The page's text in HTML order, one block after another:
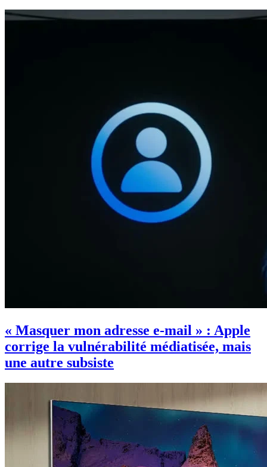
« Masquer mon adresse e-mail » : Apple
corrige la vulnérabilité médiatisée, mais
une autre subsiste